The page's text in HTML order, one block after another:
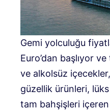
Gemi yolculuğu
Euro’dan başlıyor
ve alkolsüz
güzellik ürünleri,
tam bahşişleri içeren